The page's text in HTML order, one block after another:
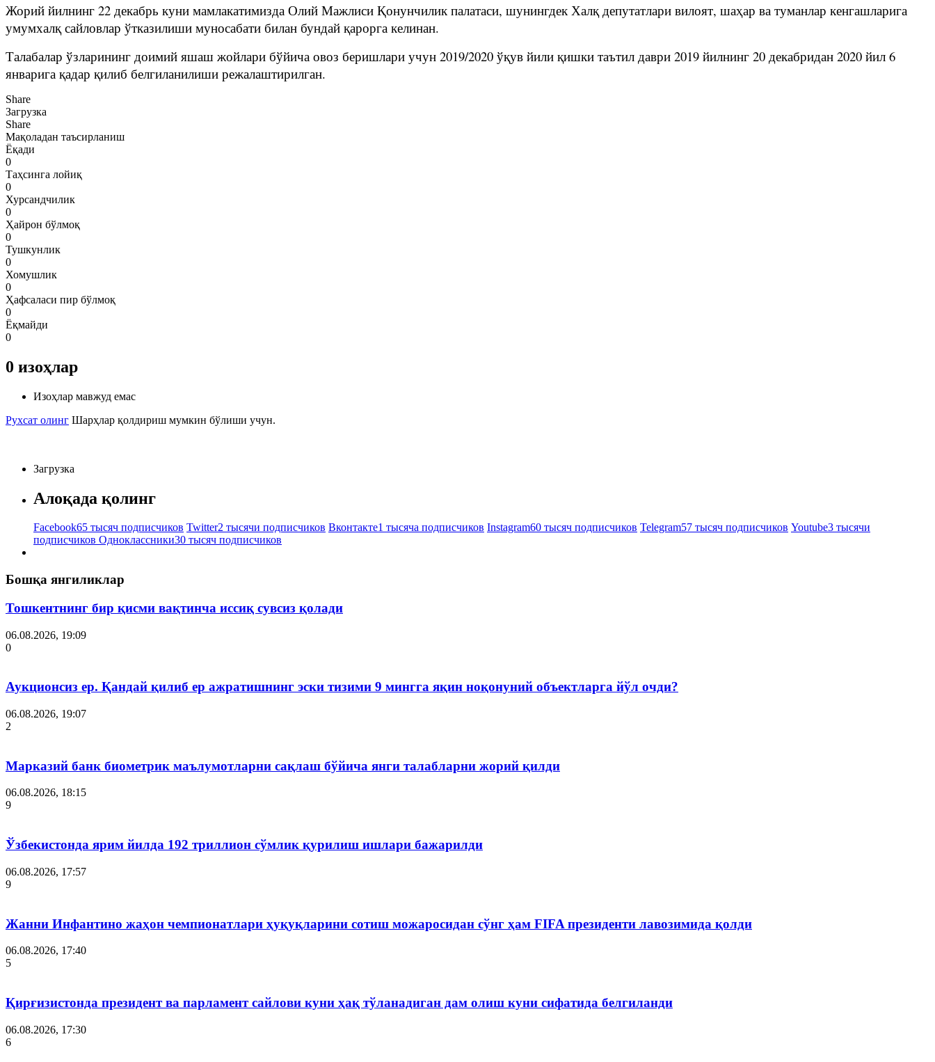
Жорий йилнинг 22 декабрь куни мамлакатимизда Олий Мажлиси Қонунчилик палатаси, шунингдек Халқ депутатлари вилоят, шаҳар ва туманлар кенгашларига
умумхалқ сайловлар ўтказилиши муносабати билан бундай қарорга келинан.
Талабалар ўзларининг доимий яшаш жойлари бўйича овоз беришлари учун 2019/2020 ўқув йили қишки таътил даври 2019 йилнинг 20 декабридан 2020 йил 6
январига қадар қилиб белгиланилиши режалаштирилган.
Share
Загрузка
Share
Мақоладан таъсирланиш
Ёқади
0
Таҳсинга лойиқ
0
Хурсандчилик
0
Ҳайрон бўлмоқ
0
Тушкунлик
0
Хомушлик
0
Ҳафсаласи пир бўлмоқ
0
Ёқмайди
0
0 изоҳлар
Изоҳлар мавжуд емас
Рухсат олинг Шарҳлар қолдириш мумкин бўлиши учун.
Загрузка
Алоқада қолинг
Facebook65 тысяч подписчиков Twitter2 тысячи подписчиков Вконтакте1 тысяча подписчиков Instagram60 тысяч подписчиков Telegram57 тысяч подписчиков Youtube3 тысячи
подписчиков Одноклассники30 тысяч подписчиков
Бошқа янгиликлар
Тошкентнинг бир қисми вақтинча иссиқ сувсиз қолади
06.08.2026, 19:09
0
Аукционсиз ер. Қандай қилиб ер ажратишнинг эски тизими 9 мингга яқин ноқонуний объектларга йўл очди?
06.08.2026, 19:07
2
Марказий банк биометрик маълумотларни сақлаш бўйича янги талабларни жорий қилди
06.08.2026, 18:15
9
Ўзбекистонда ярим йилда 192 триллион сўмлик қурилиш ишлари бажарилди
06.08.2026, 17:57
9
Жанни Инфантино жаҳон чемпионатлари ҳуқуқларини сотиш можаросидан сўнг ҳам FIFA президенти лавозимида қолди
06.08.2026, 17:40
5
Қирғизистонда президент ва парламент сайлови куни ҳақ тўланадиган дам олиш куни сифатида белгиланди
06.08.2026, 17:30
6